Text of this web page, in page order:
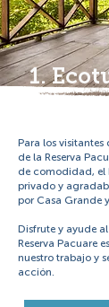
1.
Para los visitantes
de la Reserva
de comodidad, el
privado y
por Casa Grande
Disfrute y ayude
Reserva Pacuare
nuestro trabajo y
acción.